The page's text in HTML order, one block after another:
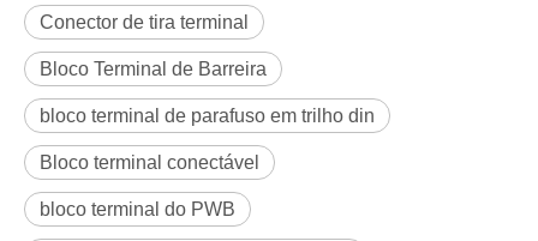
Conector de tira terminal
Bloco Terminal de Barreira
bloco terminal de parafuso em trilho din
Bloco terminal conectável
bloco terminal do PWB